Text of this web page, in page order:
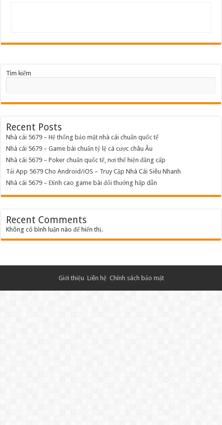
Tìm kiếm
Recent Posts
Nhà cái 5679 – Hệ thống bảo mật nhà cái chuẩn quốc tế
Nhà cái 5679 – Game bài chuẩn tỷ lệ cá cược châu Âu
Nhà cái 5679 – Poker chuẩn quốc tế, nơi thể hiện đẳng cấp
Tải App 5679 Cho Android/iOS – Truy Cập Nhà Cái Siêu Nhanh
Nhà cái 5679 – Đỉnh cao game bài đổi thưởng hấp dẫn
Recent Comments
Không có bình luận nào để hiển thị.
Giới thiệu Liên hệ Chính sách bảo mật